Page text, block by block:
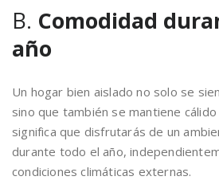
B. Comodidad
año
Un hogar bien aislado no solo se
sino que también se mantiene
significa que disfrutarás de un
durante todo el año,
condiciones climáticas externas.